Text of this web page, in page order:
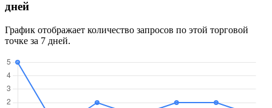
дней
График отображает количество запросов по этой торговой
точке за 7 дней.